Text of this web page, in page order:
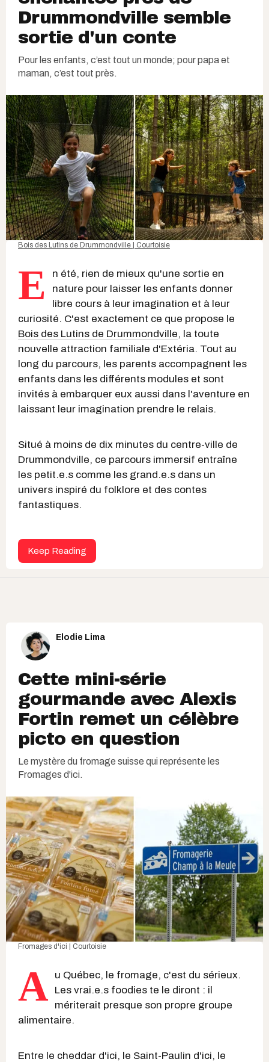
Drummondville semble
sortie d'un conte
Pour les enfants, c’est tout un monde; pour papa et
maman, c’est tout près.
Bois des Lutins de Drummondville | Courtoisie
E
n été, rien de mieux qu'une sortie en
nature pour laisser les enfants donner
libre cours à leur imagination et à leur
curiosité. C'est exactement ce que propose le
Bois des Lutins de Drummondville, la toute
nouvelle attraction familiale d'Extéria. Tout au
long du parcours, les parents accompagnent les
enfants dans les différents modules et sont
invités à embarquer eux aussi dans l'aventure en
laissant leur imagination prendre le relais.
Situé à moins de dix minutes du centre-ville de
Drummondville, ce parcours immersif entraîne
les petit.e.s comme les grand.e.s dans un
univers inspiré du folklore et des contes
fantastiques.
Keep Reading
Elodie Lima
Cette mini-série
gourmande avec Alexis
Fortin remet un célèbre
picto en question
Le mystère du fromage suisse qui représente les
Fromages d'ici.
Fromages d'ici | Courtoisie
A
u Québec, le fromage, c'est du sérieux.
Les vrai.e.s foodies te le diront : il
mériterait presque son propre groupe
alimentaire.
Entre le cheddar d'ici, le Saint-Paulin d'ici, le